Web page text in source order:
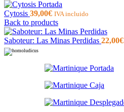
Cytosis 39,00€ IVA incluido
Back to products
Saboteur: Las Minas Perdidas 22,00€